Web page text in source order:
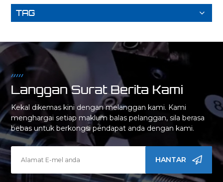
TAG
Langgan Surat Berita Kami
Kekal dikemas kini dengan melanggan kami. Kami
menghargai setiap maklum balas pelanggan, sila berasa
bebas untuk berkongsi pendapat anda dengan kami.
HANTAR